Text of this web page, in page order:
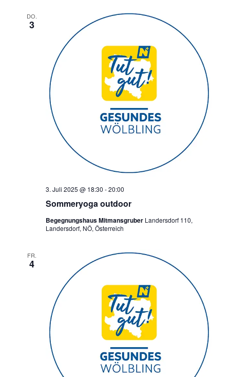
DO.
3
Sommeryoga outdoor
3. Juli 2025 @ 18:30 -20:00
Begegnungshaus Mitmansgruber Landersdorf 110,
Landersdorf, NÖ, Österreich
FR.
4